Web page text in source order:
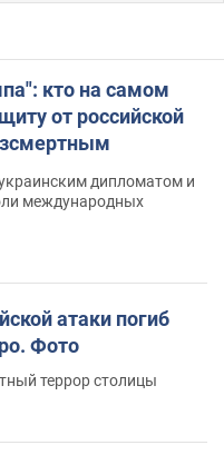
кто на самом
от российской
дипломатом и
международных
атаки погиб
Фото
террор столицы